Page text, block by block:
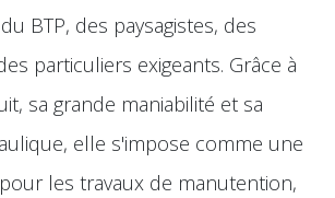
BTP, des paysagistes, des
particuliers exigeants. Grâce à
sa grande maniabilité et sa
elle s'impose comme une
les travaux de manutention,